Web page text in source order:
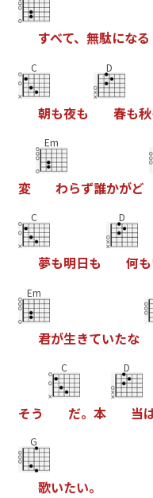
すべて、 無駄になる
C
朝も夜も
D
春も秋
変
Em
わらず誰かがど
C
夢も明日も
D
何も
Em
君が生きていたな
そう
C
だ。 本
D
当
G
歌いたい。